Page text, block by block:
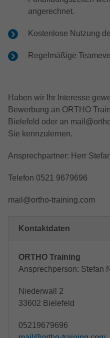
angerechnet.
Kostenlose Nutzung
Regelmäßige
Haben wir Ihr Interesse
Bewerbung an ORTHO
Bielefeld oder an
Sie kennzulernen.
Ansprechpartner: Herr
Telefon 0521 9679696
mail@ortho-training.com
Kontaktdaten
ORTHO Training
Ansprechperson: Stefan
Niederwall 2
33602 Bielefeld
05219679696